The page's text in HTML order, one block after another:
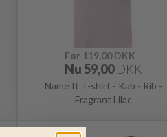
Før119,00DKK
Nu 59,00 DKK
Name It T-shirt - Kab - Rib -
Fragrant Lilac